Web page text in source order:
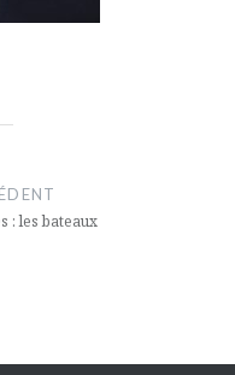
: les bateaux